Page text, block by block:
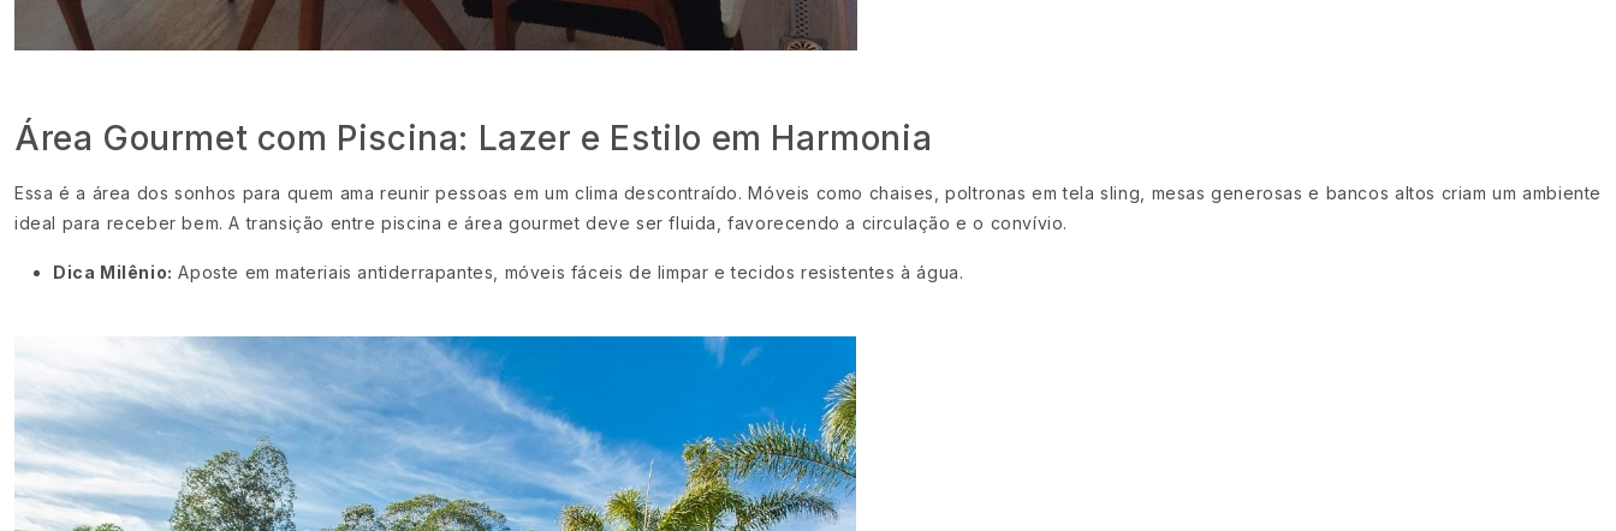
Área Gourmet com Piscina: Lazer e Estilo em Harmonia
Essa é a área dos sonhos para quem ama reunir pessoas em um clima descontraído. Móveis como chaises, poltronas em tela sling, mesas generosas e bancos altos criam um ambiente
ideal para receber bem. A transição entre piscina e área gourmet deve ser fluida, favorecendo a circulação e o convívio.
Dica Milênio: Aposte em materiais antiderrapantes, móveis fáceis de limpar e tecidos resistentes à água.